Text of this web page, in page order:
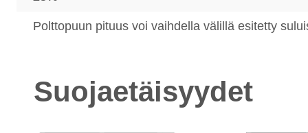
Polttopuun pituus voi vaihdella välillä esitetty
Suojaetäisyydet